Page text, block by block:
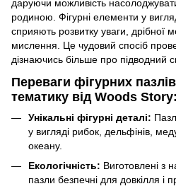
даруючи можливість
родиною. Фігурні елементи у
сприяють розвитку уваги, дрібної
мислення. Це чудовий спосіб
дізнаючись більше про підводний
Переваги фігурних
тематику від Woods Story:
Унікальні фігурні деталі:
у вигляді рибок, дельфінів,
океану.
Екологічність: Виготовлені з
пазли безпечні для довкілля і